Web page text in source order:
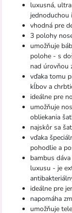
luxusná,
jednoduchou
vhodná pre
3 polohy
umožňuje
polohe - s
nad úrovňou
vďaka tomu
kĺbov a
ideálne pre
umožňuje
obliekania
najskôr sa
vďaka
pohodlie a
bambus
luxusu - je
ideálne pre
napomáha
umožňuje